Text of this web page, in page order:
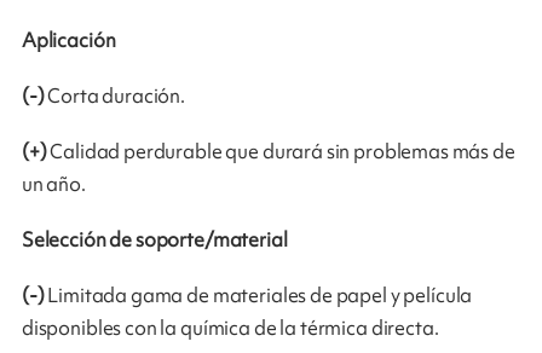
Aplicación
(-)Corta duración.
(+)Calidad perdurable que durará sin problemas más de
un año.
Selección de soporte/material
(-)Limitada gama de materiales de papel y película
disponibles con la química de la térmica directa.